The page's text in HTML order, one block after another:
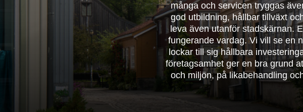
många och servicen tryggas
god utbildning, hållbar tillväxt
leva även utanför stadskärnan.
fungerande vardag. Vi vill se en
lockar till sig hållbara
företagsamhet ger en bra grund
och miljön, på likabehandling